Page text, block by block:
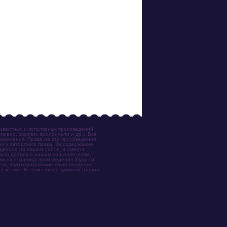
и популярных произведений
скрипки, виолончели и др.). Все
Права на эти произведения
авторского права. За содержание
на нашем сайте, и имеете
доступна нашим пользователям,
на страницу произведения (будь то
подтверждающие ваше владение
из них. В этом случае администрация